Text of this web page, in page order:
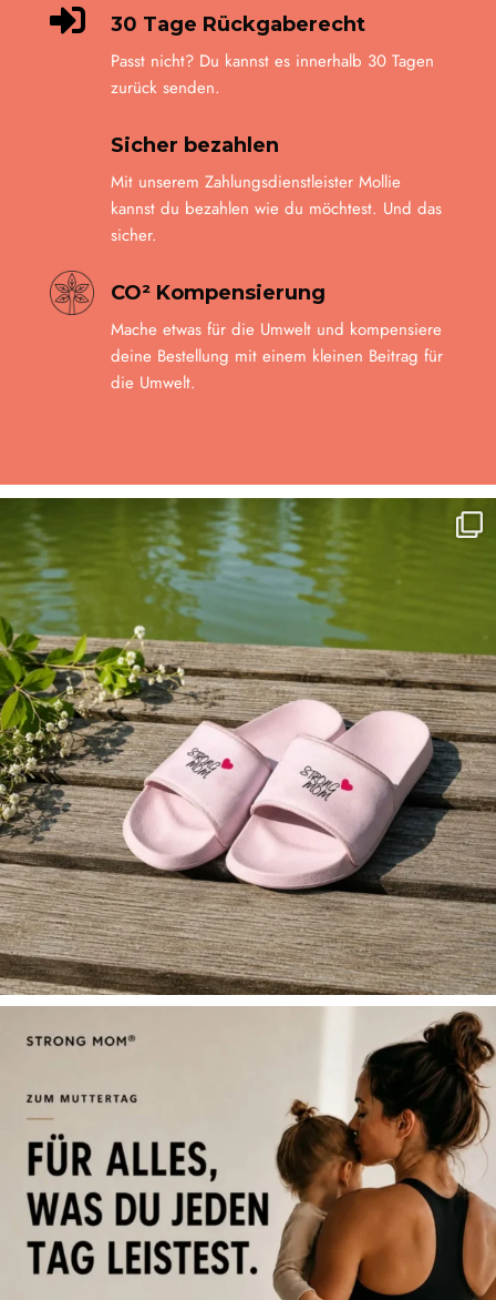

30 Tage Rückgaberecht
Passt nicht? Du kannst es innerhalb 30 Tagen
zurück senden.
Sicher bezahlen
Mit unserem Zahlungsdienstleister Mollie
kannst du bezahlen wie du möchtest. Und das
sicher.
CO² Kompensierung
Mache etwas für die Umwelt und kompensiere
deine Bestellung mit einem kleinen Beitrag für
die Umwelt.